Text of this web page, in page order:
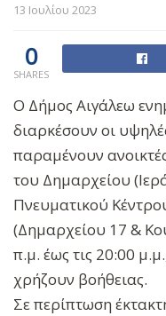
13 Ιουλίου 2023
0
SHARES
Ο Δήμος Αιγάλεω
διαρκέσουν οι
παραμένουν
του Δημαρχείου
Πνευματικού
(Δημαρχείου 17 &
π.μ. έως τις 20:00
χρήζουν βοήθειας.
Σε περίπτωση